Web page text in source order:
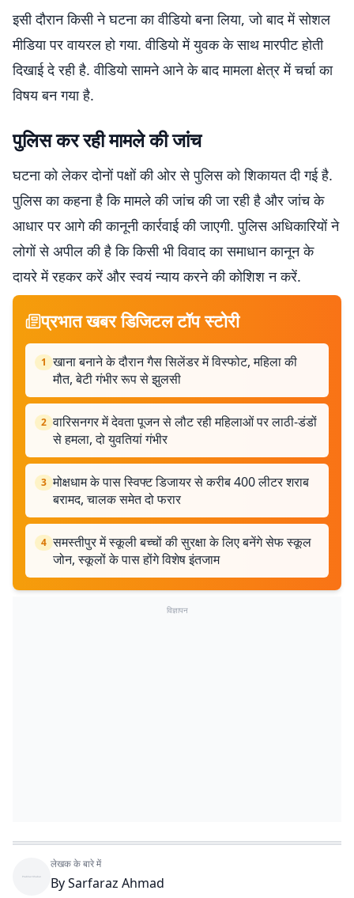
इसी दौरान किसी ने घटना का वीडियो बना लिया, जो बाद में सोशल
मीडिया पर वायरल हो गया. वीडियो में युवक के साथ मारपीट होती
दिखाई दे रही है. वीडियो सामने आने के बाद मामला क्षेत्र में चर्चा का
विषय बन गया है.
पुलिस कर रही मामले की जांच
घटना को लेकर दोनों पक्षों की ओर से पुलिस को शिकायत दी गई है.
पुलिस का कहना है कि मामले की जांच की जा रही है और जांच के
आधार पर आगे की कानूनी कार्रवाई की जाएगी. पुलिस अधिकारियों ने
लोगों से अपील की है कि किसी भी विवाद का समाधान कानून के
दायरे में रहकर करें और स्वयं न्याय करने की कोशिश न करें.
प्रभात खबर डिजिटल टॉप स्टोरी
1 खाना बनाने के दौरान गैस सिलेंडर में विस्फोट, महिला की
मौत, बेटी गंभीर रूप से झुलसी
2 वारिसनगर में देवता पूजन से लौट रही महिलाओं पर लाठी-डंडों
से हमला, दो युवतियां गंभीर
3 मोक्षधाम के पास स्विफ्ट डिजायर से करीब 400 लीटर शराब
बरामद, चालक समेत दो फरार
4 समस्तीपुर में स्कूली बच्चों की सुरक्षा के लिए बनेंगे सेफ स्कूल
जोन, स्कूलों के पास होंगे विशेष इंतजाम
विज्ञापन
लेखक के बारे में
BySarfaraz Ahmad